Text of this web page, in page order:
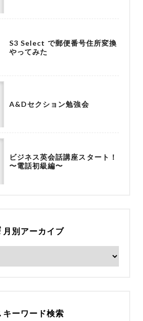
S3 Select で郵便番号住所変換
やってみた
A&Dセクション勉強会
ビジネス英会話講座スタート！
〜電話初級編〜
月別アーカイブ
キーワード検索